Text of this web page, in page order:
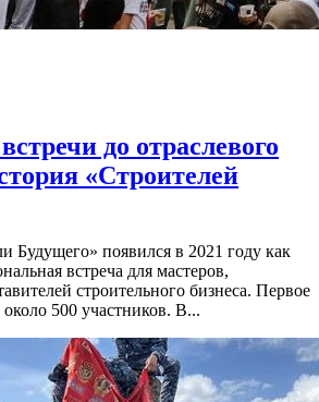
до отраслевого
«Строителей
Будущего» появился в 2021 году как
встреча для мастеров,
строительного бизнеса. Первое
500 участников. В...